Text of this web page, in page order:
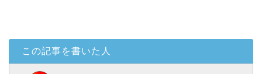
この記事を書いた人